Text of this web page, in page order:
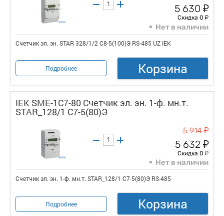
5 630 у
Скидка 0 у
Нет в наличии
Счетчик эл. эн. STAR 328/1/2 С8-5(100)Э RS-485 UZ IEK
Подробнее Корзина
IEK SME-1C7-80 Счетчик эл. эн. 1-ф. мн.т.
STAR_128/1 С7-5(80)Э
5 914у
5 632 у
Скидка 0 у
Нет в наличии
Счетчик эл. эн. 1-ф. мн.т. STAR_128/1 С7-5(80)Э RS-485
Подробнее Корзина